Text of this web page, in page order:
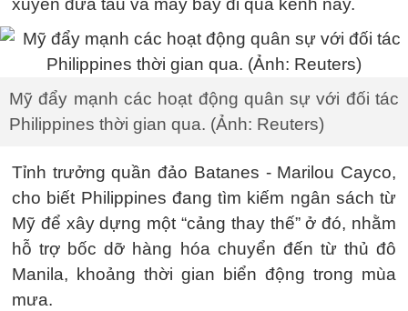
xuyên đưa tàu và máy bay đi qua kênh này.
Mỹ đẩy mạnh các hoạt động quân sự với đối tác
Philippines thời gian qua. (Ảnh: Reuters)
Tỉnh trưởng quần đảo Batanes - Marilou Cayco,
cho biết Philippines đang tìm kiếm ngân sách từ
Mỹ để xây dựng một “cảng thay thế” ở đó, nhằm
hỗ trợ bốc dỡ hàng hóa chuyển đến từ thủ đô
Manila, khoảng thời gian biển động trong mùa
mưa.